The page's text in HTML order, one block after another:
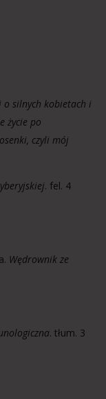
o silnych kobietach i
życie po
czyli mój
. fel. 4
Wędrownik ze
. tłum. 3